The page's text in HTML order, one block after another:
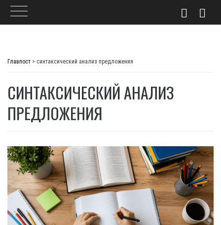
Главпост > синтаксический анализ предложения
СИНТАКСИЧЕСКИЙ АНАЛИЗ
ПРЕДЛОЖЕНИЯ